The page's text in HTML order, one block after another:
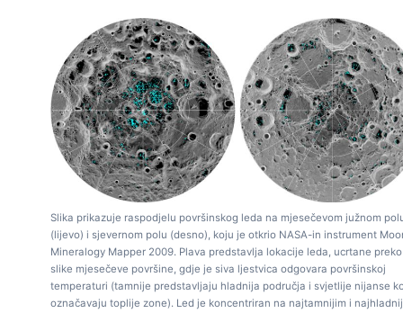
Slika prikazuje raspodjelu površinskog leda na mjesečevom južnom
(lijevo) i sjevernom polu (desno), koju je otkrio NASA-in instrument
Mineralogy Mapper 2009. Plava predstavlja lokacije leda, ucrtane preko
slike mjesečeve površine, gdje je siva ljestvica odgovara površinskoj
temperaturi (tamnije predstavljaju hladnija područja i svjetlije nijanse
označavaju toplije zone). Led je koncentriran na najtamnijim i